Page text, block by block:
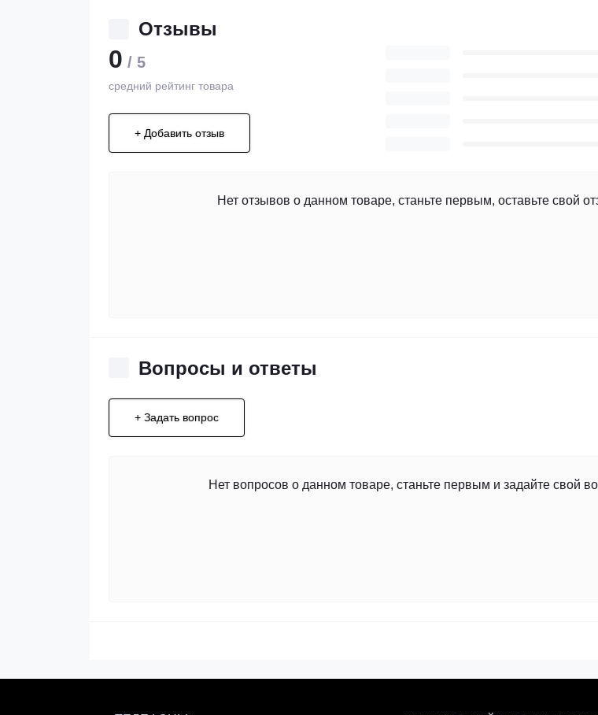
Отзывы
0 / 5
средний рейтинг товара
+ Добавить отзыв
Нет отзывов о данном товаре, станьте первым, оставьте свой
Вопросы и ответы
+ Задать вопрос
Нет вопросов о данном товаре, станьте первым и задайте свой